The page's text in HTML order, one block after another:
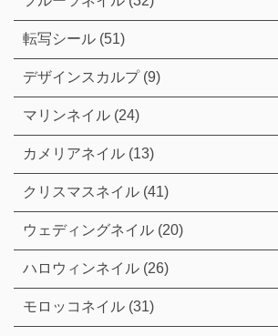
転写シール (51)
デザインスカルプ (9)
マリンネイル (24)
カメリアネイル (13)
クリスマスネイル (41)
ウェディングネイル (20)
ハロウィンネイル (26)
モロッコネイル (31)